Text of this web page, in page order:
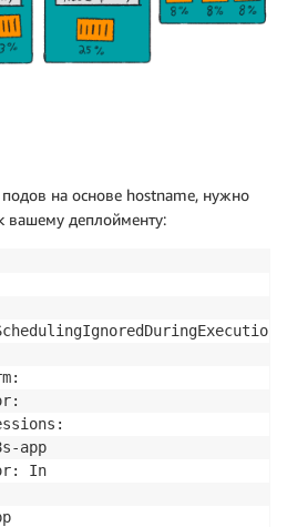
на основе hostname, нужно
вашему деплойменту:
app
In